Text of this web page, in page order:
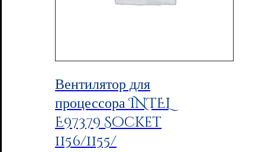
Вентилятор для
процессора INTEL
E97379 Socket
1156/1155/